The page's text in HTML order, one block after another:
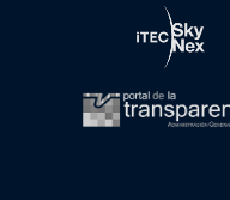
abre
abre
abre